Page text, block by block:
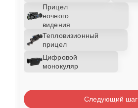
Прицел
ночного
видения
Тепловизионный
прицел
Цифровой
монокуляр
Следующий шаг